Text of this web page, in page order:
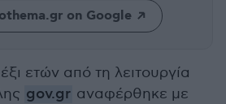
on Google
ετών από τη λειτουργία
gov.gr αναφέρθηκε με